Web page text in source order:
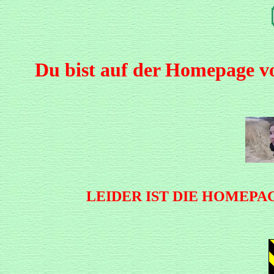
Du bist auf der Homepage
LEIDER IST DIE